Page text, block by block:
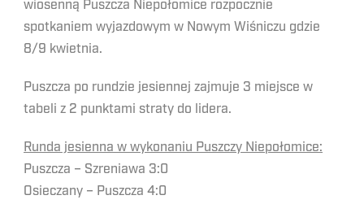
wiosenną Puszcza Niepołomice rozpocznie
spotkaniem wyjazdowym w Nowym Wiśniczu gdzie
8/9 kwietnia.
Puszcza po rundzie jesiennej zajmuje 3 miejsce w
tabeli z 2 punktami straty do lidera.
Runda jesienna w wykonaniu Puszczy Niepołomice:
Puszcza – Szreniawa 3:0
Osieczany – Puszcza 4:0